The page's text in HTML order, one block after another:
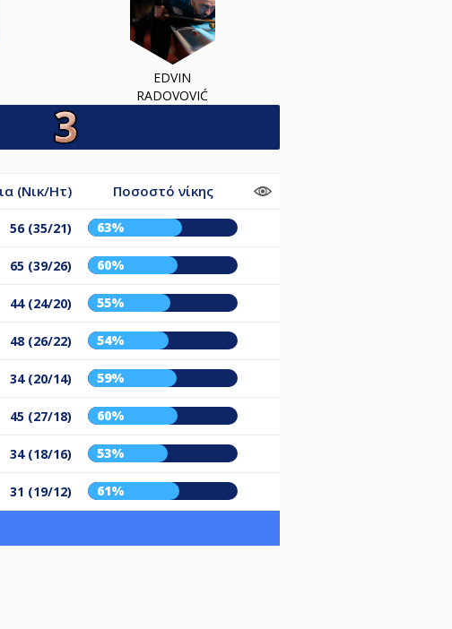
EDVIN
RADOVOVIĆ
(Νικ/Ητ) Ποσοστό νίκης
56 (35/21) 63%
65 (39/26) 60%
44 (24/20) 55%
48 (26/22) 54%
34 (20/14) 59%
45 (27/18) 60%
34 (18/16) 53%
31 (19/12) 61%